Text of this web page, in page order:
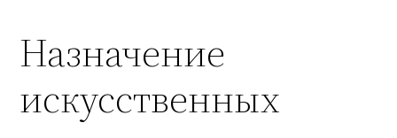
Назначение
искусственных